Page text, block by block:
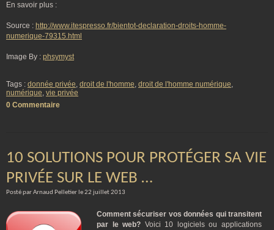
En savoir plus :
Source : http://www.itespresso.fr/bientot-declaration-droits-homme-
numerique-79315.html
Image By : phsymyst
Tags : donnée privée, droit de l'homme, droit de l'homme numérique,
numérique, vie privée
0 Commentaire
10 SOLUTIONS POUR PROTÉGER SA VIE
PRIVÉE SUR LE WEB …
Posté par Arnaud Pelletier le 22 juillet 2013
Comment sécuriser vos données qui transitent
par le web? Voici 10 logiciels ou applications